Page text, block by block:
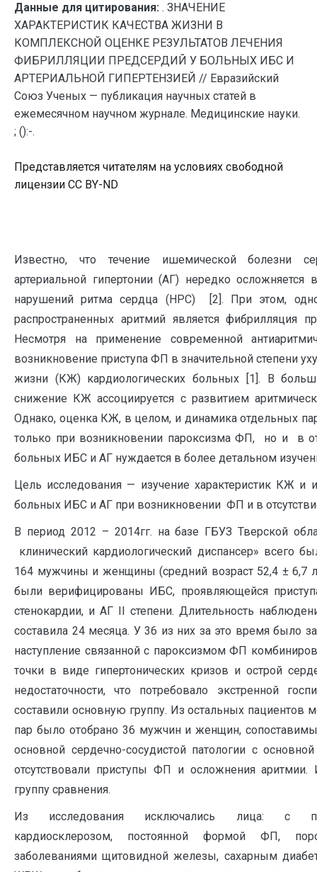
Данные для цитирования: . ЗНАЧЕНИЕ
ХАРАКТЕРИСТИК КАЧЕСТВА ЖИЗНИ В
КОМПЛЕКСНОЙ ОЦЕНКЕ РЕЗУЛЬТАТОВ ЛЕЧЕНИЯ
ФИБРИЛЛЯЦИИ ПРЕДСЕРДИЙ У БОЛЬНЫХ ИБС И
АРТЕРИАЛЬНОЙ ГИПЕРТЕНЗИЕЙ // Евразийский
Союз Ученых — публикация научных статей в
ежемесячном научном журнале. Медицинские науки.
; ():-.
Представляется читателям на условиях свободной
лицензии CC BY-ND
Известно, что течение ишемической болезни
артериальной гипертонии (АГ) нередко осложняется
нарушений ритма сердца (НРС) [2]. При этом,
распространенных аритмий является фибрилляция
Несмотря на применение современной
возникновение приступа ФП в значительной степени
жизни (КЖ) кардиологических больных [1]. В
снижение КЖ ассоциируется с развитием
Однако, оценка КЖ, в целом, и динамика отдельных
только при возникновении пароксизма ФП, но и в
больных ИБС и АГ нуждается в более детальном
Цель исследования — изучение характеристик КЖ и
больных ИБС и АГ при возникновении ФП и в
В период 2012 – 2014гг. на базе ГБУЗ Тверской
клинический кардиологический диспансер» всего
164 мужчины и женщины (средний возраст 52,4 ± 6,7
были верифицированы ИБС, проявляющейся
стенокардии, и АГ II степени. Длительность
составила 24 месяца. У 36 из них за это время было
наступление связанной с пароксизмом ФП
точки в виде гипертонических кризов и острой
недостаточности, что потребовало экстренной
составили основную группу. Из остальных пациентов
пар было отобрано 36 мужчин и женщин,
основной сердечно-сосудистой патологии с
отсутствовали приступы ФП и осложнения
группу сравнения.
Из исследования исключались лица: с
кардиосклерозом, постоянной формой ФП,
заболеваниями щитовидной железы, сахарным